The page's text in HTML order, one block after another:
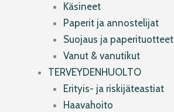
Käsineet
Paperit ja annostelijat
Suojaus ja paperituotteet
Vanut & vanutikut
TERVEYDENHUOLTO
Erityis- ja riskijäteastiat
Haavahoito